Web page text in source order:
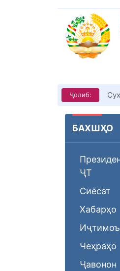
Ҷолиб:
БАХШҲО
ҶТ
Сиёсат
Хабарҳо
Иҷтимоъ
Чеҳраҳо
Ҷавонон